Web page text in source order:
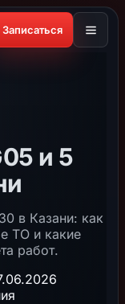
Записаться
и 5
в Казани: как
ТО и какие
работ.